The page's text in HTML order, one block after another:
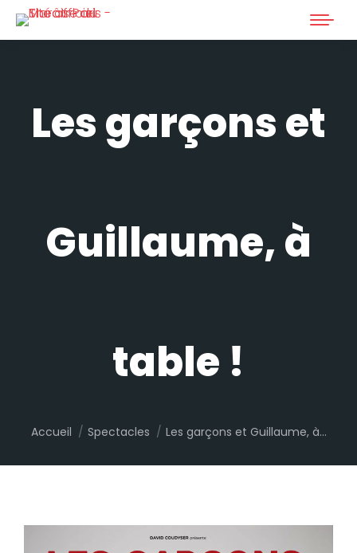
Les garçons et
Guillaume, à
table !
Vous êtes ici :
Accueil Spectacles Les garçons et Guillaume, à…